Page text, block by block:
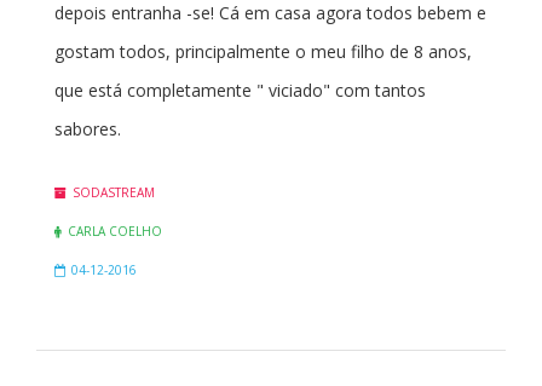
depois entranha -se! Cá em casa agora todos bebem e
gostam todos, principalmente o meu filho de 8 anos,
que está completamente " viciado" com tantos
sabores.
SODASTREAM
CARLA COELHO
04-12-2016